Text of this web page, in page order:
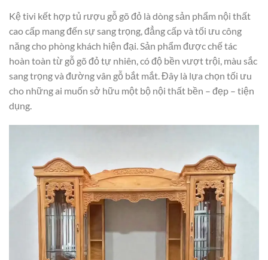
Kệ tivi kết hợp tủ rượu gỗ gõ đỏ là dòng sản phẩm nội thất
cao cấp mang đến sự sang trọng, đẳng cấp và tối ưu công
năng cho phòng khách hiện đại. Sản phẩm được chế tác
hoàn toàn từ gỗ gõ đỏ tự nhiên, có độ bền vượt trội, màu sắc
sang trọng và đường vân gỗ bắt mắt. Đây là lựa chọn tối ưu
cho những ai muốn sở hữu một bộ nội thất bền – đẹp – tiện
dụng.